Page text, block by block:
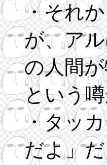
・それ
が、ア
の人間
という
・タッ
だよ」